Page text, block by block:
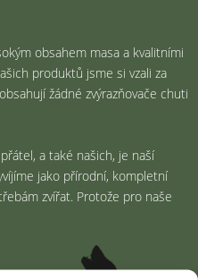
obsahem masa a kvalitními
produktů jsme si vzali za
žádné zvýrazňovače chuti
a také našich, je naší
jako přírodní, kompletní
zvířat. Protože pro naše